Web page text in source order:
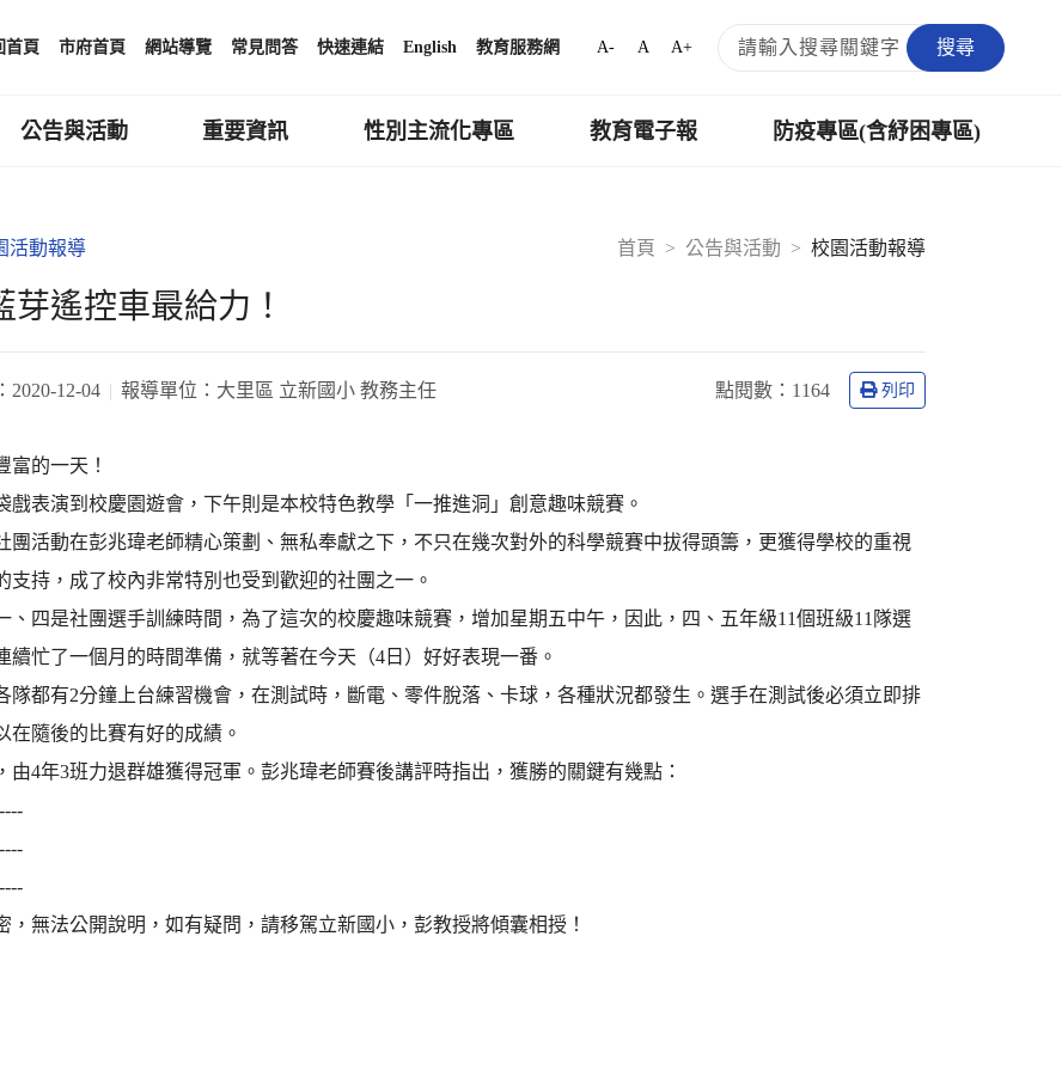
首頁 市府首頁 網站導覽 常見問答 快速連結 English 教育服務網 A- A A+ 搜尋
公告與活動 重要資訊 性別主流化專區 教育電子報 防疫專區(含紓困專區)
首頁
公告與活動 校園活動報導
活動報導
芽遙控車最給力！
2020-12-04 報導單位： 大里區 立新國小 教務主任 點閱數： 1164 列印
富的一天！
戲表演到校慶園遊會，下午則是本校特色教學「一推進洞」創意趣味競賽。
團活動在彭兆瑋老師精心策劃、無私奉獻之下，不只在幾次對外的科學競賽中拔得頭籌，更獲得學校的重視
支持，成了校內非常特別也受到歡迎的社團之一。
、四是社團選手訓練時間，為了這次的校慶趣味競賽，增加星期五中午，因此，四、五年級11個班級11隊選
續忙了一個月的時間準備，就等著在今天（4日）好好表現一番。
隊都有2分鐘上台練習機會，在測試時，斷電、零件脫落、卡球，各種狀況都發生。選手在測試後必須立即排
在隨後的比賽有好的成績。
由4年3班力退群雄獲得冠軍。彭兆瑋老師賽後講評時指出，獲勝的關鍵有幾點：
，無法公開說明，如有疑問，請移駕立新國小，彭教授將傾囊相授！